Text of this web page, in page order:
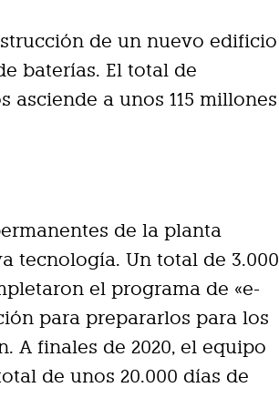
de un nuevo edificio
baterías. El total de
asciende a unos 115 millones
de la planta
tecnología. Un total de 3.000
el programa de «e-
para prepararlos para los
A finales de 2020, el equipo
de unos 20.000 días de